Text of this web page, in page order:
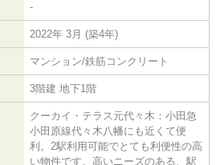
-
2022年 3月 (築4年)
マンション/鉄筋コンクリート
3階建 地下1階
クーカイ・テラス元代々木：小田急
小田原線代々木八幡にも近くて便
利。2駅利用可能でとても利便性の高
い物件です。高いニーズのある、駅